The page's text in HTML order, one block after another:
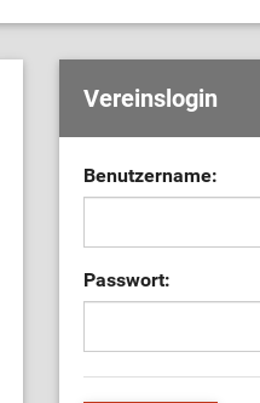
Vereinslogin
Benutzername:
Passwort: